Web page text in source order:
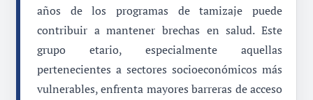
años de los programas de tamizaje puede
contribuir a mantener brechas en salud. Este
grupo etario, especialmente aquellas
pertenecientes a sectores socioeconómicos más
vulnerables, enfrenta mayores barreras de acceso